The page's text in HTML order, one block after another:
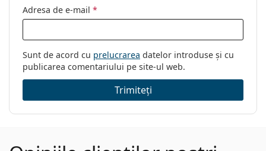
Adresa de e-mail *
Sunt de acord cu prelucrarea datelor introduse și cu
publicarea comentariului pe site-ul web.
Trimiteți